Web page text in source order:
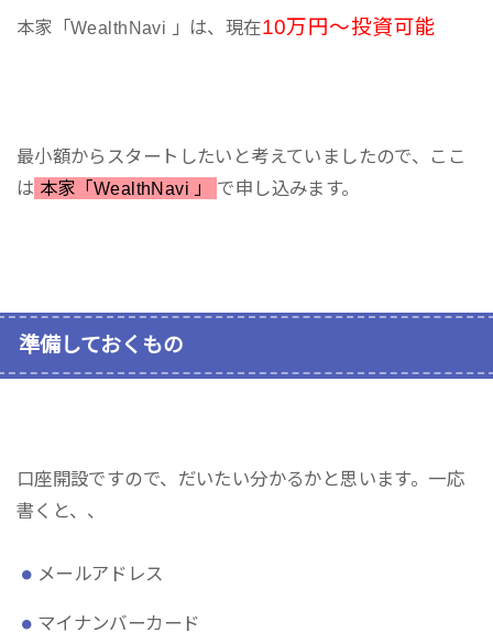
本家「WealthNavi 」は、現在10万円～投資可能
最小額からスタートしたいと考えていましたので、ここ
は 本家「WealthNavi 」 で申し込みます。
準備しておくもの
口座開設ですので、だいたい分かるかと思います。一応
書くと、、
メールアドレス
マイナンバーカード